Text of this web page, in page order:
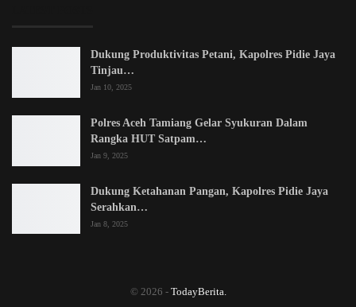
Dukung Produktivitas Petani, Kapolres Pidie Jaya
Tinjau…
Jan 10, 2025
Polres Aceh Tamiang Gelar Syukuran Dalam
Rangka HUT Satpam…
Jan 9, 2025
Dukung Ketahanan Pangan, Kapolres Pidie Jaya
Serahkan…
Jan 8, 2025
© 2026 - TodayBerita.